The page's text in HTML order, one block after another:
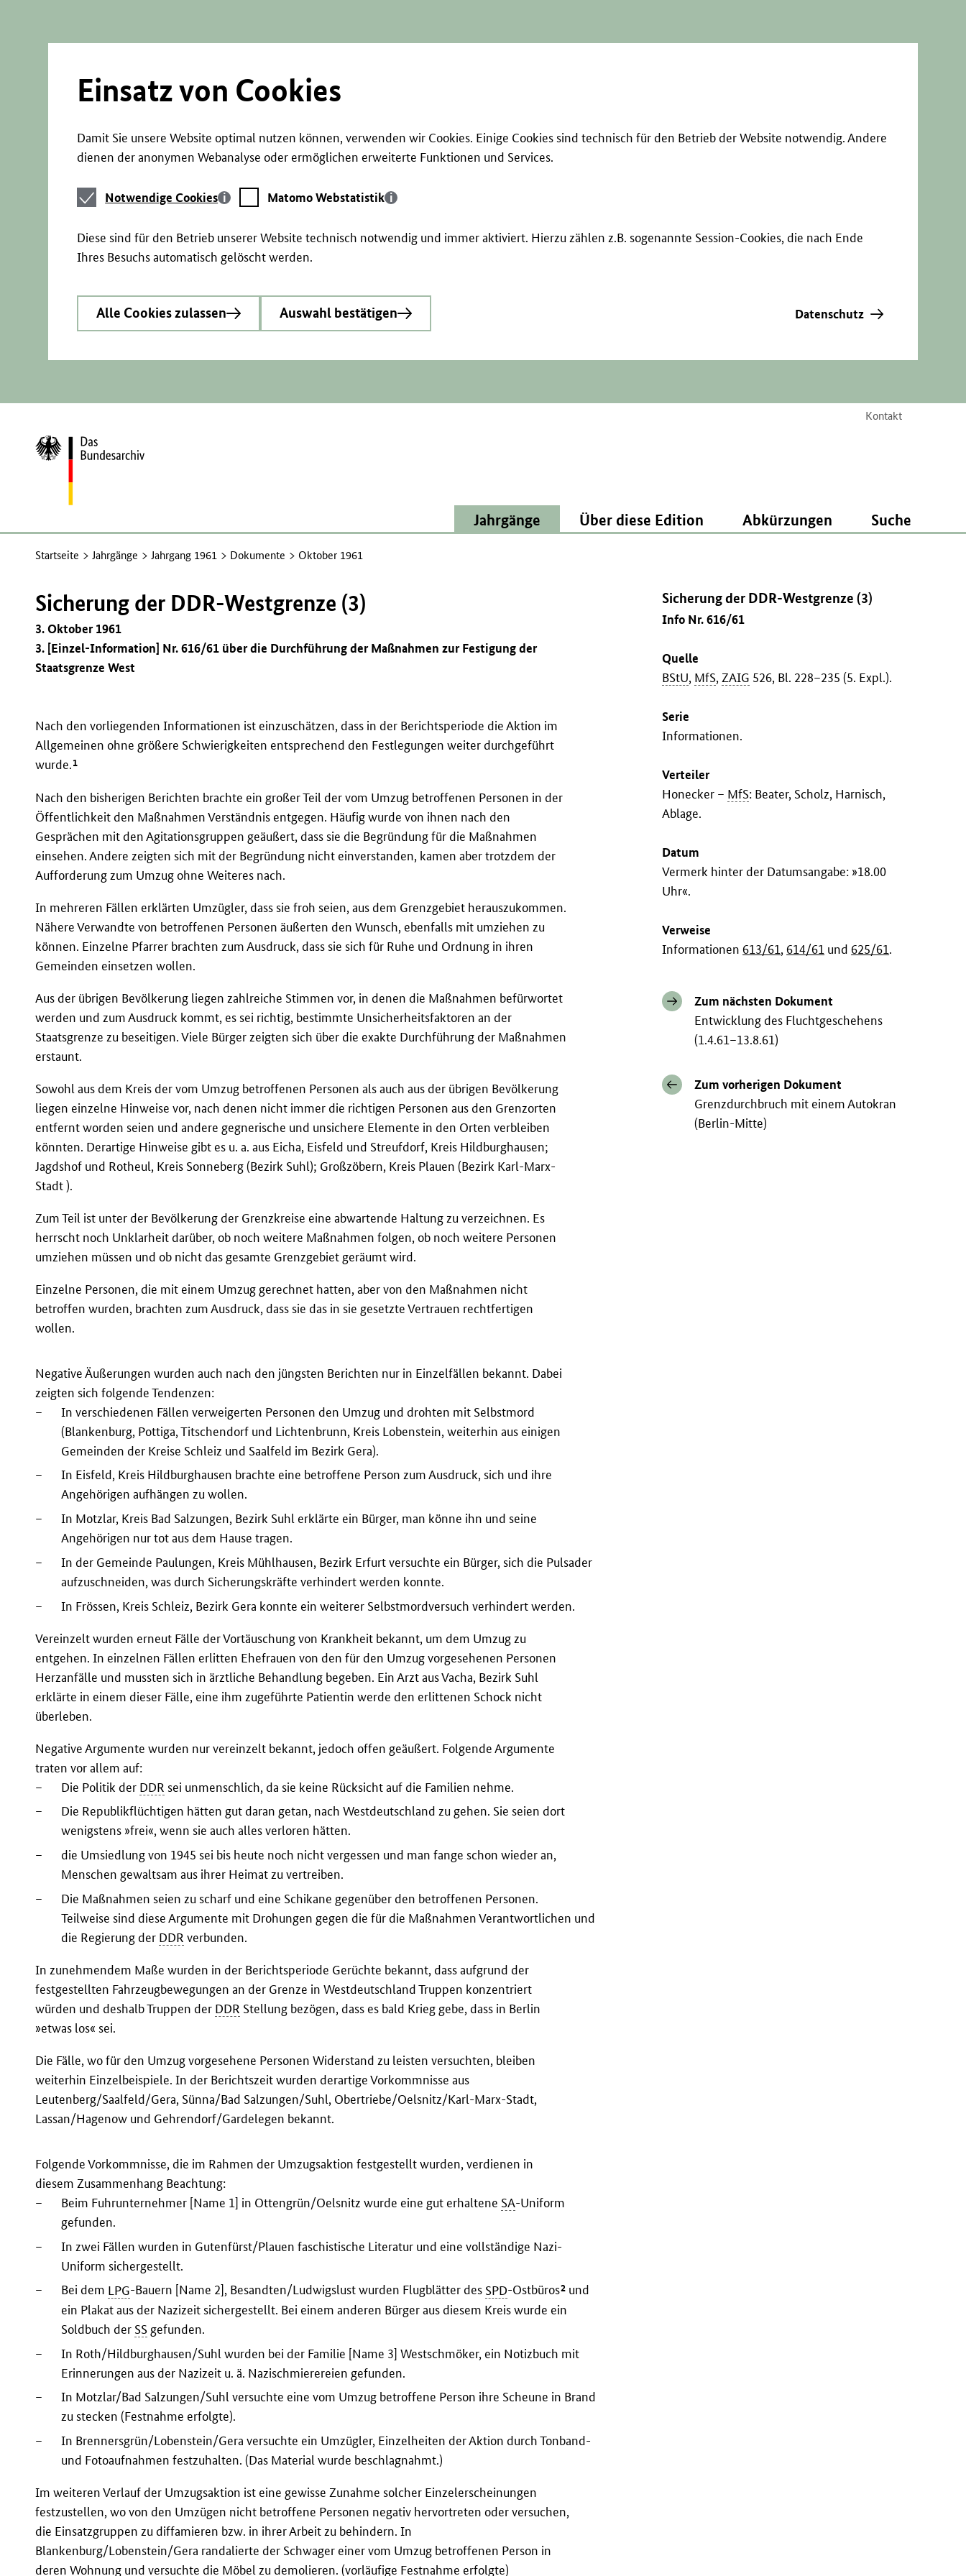
Einsatz von Cookies
Damit Sie unsere Website optimal nutzen können, verwenden wir Cookies. Einige Cookies sind technisch für den Betrieb der Website notwendig. Andere
dienen der anonymen Webanalyse oder ermöglichen erweiterte Funktionen und Services.
Notwendige
Cookies
Notwendige Cookies
Matomo
Webstatistik
Matomo Webstatistik
Diese sind für den Betrieb unserer Website technisch notwendig und immer aktiviert. Hierzu zählen z.B. sogenannte Session-Cookies, die nach Ende
Ihres Besuchs automatisch gelöscht werden.
Alle Cookies zulassen Auswahl bestätigen Datenschutz
Kontakt
Zur
Startseite
Jahrgänge Über diese Edition Abkürzungen Suche
Startseite Jahrgänge Jahrgang 1961 Dokumente Oktober 1961
Sicherung der DDR-Westgrenze (3)
Info Nr. 616/61
Quelle
BStU, MfS,ZAIG 526, Bl. 228–235 (5. Expl.).
Serie
Informationen.
Verteiler
Honecker – MfS: Beater, Scholz, Harnisch,
Ablage.
Datum
Vermerk hinter der Datumsangabe: »18.00
Uhr«.
Verweise
Informationen613/61,614/61 und625/61.
Zum nächsten Dokument
Entwicklung des Fluchtgeschehens
(1.4.61–13.8.61)
Zum vorherigen Dokument
Grenzdurchbruch mit einem Autokran
(Berlin-Mitte)
Sicherung der DDR-Westgrenze (3)
3. Oktober 1961
3. [Einzel-Information] Nr. 616/61 über die Durchführung der Maßnahmen zur Festigung der
Staatsgrenze West
Nach den vorliegenden Informationen ist einzuschätzen, dass in der Berichtsperiode die Aktion im
Allgemeinen ohne größere Schwierigkeiten entsprechend den Festlegungen weiter durchgeführt
wurde.1
Nach den bisherigen Berichten brachte ein großer Teil der vom Umzug betroffenen Personen in der
Öffentlichkeit den Maßnahmen Verständnis entgegen. Häufig wurde von ihnen nach den
Gesprächen mit den Agitationsgruppen geäußert, dass sie die Begründung für die Maßnahmen
einsehen. Andere zeigten sich mit der Begründung nicht einverstanden, kamen aber trotzdem der
Aufforderung zum Umzug ohne Weiteres nach.
In mehreren Fällen erklärten Umzügler, dass sie froh seien, aus dem Grenzgebiet herauszukommen.
Nähere Verwandte von betroffenen Personen äußerten den Wunsch, ebenfalls mit umziehen zu
können. Einzelne Pfarrer brachten zum Ausdruck, dass sie sich für Ruhe und Ordnung in ihren
Gemeinden einsetzen wollen.
Aus der übrigen Bevölkerung liegen zahlreiche Stimmen vor, in denen die Maßnahmen befürwortet
werden und zum Ausdruck kommt, es sei richtig, bestimmte Unsicherheitsfaktoren an der
Staatsgrenze zu beseitigen. Viele Bürger zeigten sich über die exakte Durchführung der Maßnahmen
erstaunt.
Sowohl aus dem Kreis der vom Umzug betroffenen Personen als auch aus der übrigen Bevölkerung
liegen einzelne Hinweise vor, nach denen nicht immer die richtigen Personen aus den Grenzorten
entfernt worden seien und andere gegnerische und unsichere Elemente in den Orten verbleiben
könnten. Derartige Hinweise gibt es u. a. aus Eicha, Eisfeld und Streufdorf, Kreis Hildburghausen;
Jagdshof und Rotheul, Kreis Sonneberg (Bezirk Suhl); Großzöbern, Kreis Plauen (Bezirk Karl-Marx-
Stadt ).
Zum Teil ist unter der Bevölkerung der Grenzkreise eine abwartende Haltung zu verzeichnen. Es
herrscht noch Unklarheit darüber, ob noch weitere Maßnahmen folgen, ob noch weitere Personen
umziehen müssen und ob nicht das gesamte Grenzgebiet geräumt wird.
Einzelne Personen, die mit einem Umzug gerechnet hatten, aber von den Maßnahmen nicht
betroffen wurden, brachten zum Ausdruck, dass sie das in sie gesetzte Vertrauen rechtfertigen
wollen.
Negative Äußerungen wurden auch nach den jüngsten Berichten nur in Einzelfällen bekannt. Dabei
zeigten sich folgende Tendenzen:
–
In verschiedenen Fällen verweigerten Personen den Umzug und drohten mit Selbstmord
(Blankenburg, Pottiga, Titschendorf und Lichtenbrunn, Kreis Lobenstein, weiterhin aus einigen
Gemeinden der Kreise Schleiz und Saalfeld im Bezirk Gera).
–
In Eisfeld, Kreis Hildburghausen brachte eine betroffene Person zum Ausdruck, sich und ihre
Angehörigen aufhängen zu wollen.
–
In Motzlar, Kreis Bad Salzungen, Bezirk Suhl erklärte ein Bürger, man könne ihn und seine
Angehörigen nur tot aus dem Hause tragen.
–
In der Gemeinde Paulungen, Kreis Mühlhausen, Bezirk Erfurt versuchte ein Bürger, sich die Pulsader
aufzuschneiden, was durch Sicherungskräfte verhindert werden konnte.
–
In Frössen, Kreis Schleiz, Bezirk Gera konnte ein weiterer Selbstmordversuch verhindert werden.
Vereinzelt wurden erneut Fälle der Vortäuschung von Krankheit bekannt, um dem Umzug zu
entgehen. In einzelnen Fällen erlitten Ehefrauen von den für den Umzug vorgesehenen Personen
Herzanfälle und mussten sich in ärztliche Behandlung begeben. Ein Arzt aus Vacha, Bezirk Suhl
erklärte in einem dieser Fälle, eine ihm zugeführte Patientin werde den erlittenen Schock nicht
überleben.
Negative Argumente wurden nur vereinzelt bekannt, jedoch offen geäußert. Folgende Argumente
traten vor allem auf:
–
Die Politik der DDR sei unmenschlich, da sie keine Rücksicht auf die Familien nehme.
–
Die Republikflüchtigen hätten gut daran getan, nach Westdeutschland zu gehen. Sie seien dort
wenigstens »frei«, wenn sie auch alles verloren hätten.
–
die Umsiedlung von 1945 sei bis heute noch nicht vergessen und man fange schon wieder an,
Menschen gewaltsam aus ihrer Heimat zu vertreiben.
–
Die Maßnahmen seien zu scharf und eine Schikane gegenüber den betroffenen Personen.
Teilweise sind diese Argumente mit Drohungen gegen die für die Maßnahmen Verantwortlichen und
die Regierung der DDR verbunden.
In zunehmendem Maße wurden in der Berichtsperiode Gerüchte bekannt, dass aufgrund der
festgestellten Fahrzeugbewegungen an der Grenze in Westdeutschland Truppen konzentriert
würden und deshalb Truppen der DDR Stellung bezögen, dass es bald Krieg gebe, dass in Berlin
»etwas los« sei.
Die Fälle, wo für den Umzug vorgesehene Personen Widerstand zu leisten versuchten, bleiben
weiterhin Einzelbeispiele. In der Berichtszeit wurden derartige Vorkommnisse aus
Leutenberg/Saalfeld/Gera, Sünna/Bad Salzungen/Suhl, Obertriebe/Oelsnitz/Karl-Marx-Stadt,
Lassan/Hagenow und Gehrendorf/Gardelegen bekannt.
Folgende Vorkommnisse, die im Rahmen der Umzugsaktion festgestellt wurden, verdienen in
diesem Zusammenhang Beachtung:
–
Beim Fuhrunternehmer [Name 1] in Ottengrün/Oelsnitz wurde eine gut erhaltene SA-Uniform
gefunden.
–
In zwei Fällen wurden in Gutenfürst/Plauen faschistische Literatur und eine vollständige Nazi-
Uniform sichergestellt.
–
Bei dem LPG-Bauern [Name 2], Besandten/Ludwigslust wurden Flugblätter des SPD-Ostbüros2 und
ein Plakat aus der Nazizeit sichergestellt. Bei einem anderen Bürger aus diesem Kreis wurde ein
Soldbuch der SS gefunden.
–
In Roth/Hildburghausen/Suhl wurden bei der Familie [Name 3] Westschmöker, ein Notizbuch mit
Erinnerungen aus der Nazizeit u. ä. Nazischmierereien gefunden.
–
In Motzlar/Bad Salzungen/Suhl versuchte eine vom Umzug betroffene Person ihre Scheune in Brand
zu stecken (Festnahme erfolgte).
–
In Brennersgrün/Lobenstein/Gera versuchte ein Umzügler, Einzelheiten der Aktion durch Tonband-
und Fotoaufnahmen festzuhalten. (Das Material wurde beschlagnahmt.)
Im weiteren Verlauf der Umzugsaktion ist eine gewisse Zunahme solcher Einzelerscheinungen
festzustellen, wo von den Umzügen nicht betroffene Personen negativ hervortreten oder versuchen,
die Einsatzgruppen zu diffamieren bzw. in ihrer Arbeit zu behindern. In
Blankenburg/Lobenstein/Gera randalierte der Schwager einer vom Umzug betroffenen Person in
deren Wohnung und versuchte die Möbel zu demolieren. (vorläufige Festnahme erfolgte)